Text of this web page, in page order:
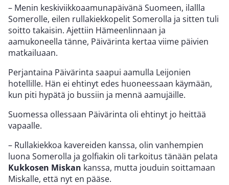
– Menin keskiviikkoaamunapäivänä Suomeen, ilallla
Somerolle, eilen rullakiekkopelit Somerolla ja sitten tuli
soitto takaisin. Ajettiin Hämeenlinnaan ja
aamukoneella tänne, Päivärinta kertaa viime päivien
matkailuaan.
Perjantaina Päivärinta saapui aamulla Leijonien
hotellille. Hän ei ehtinyt edes huoneessaan käymään,
kun piti hypätä jo bussiin ja mennä aamujäille.
Suomessa ollessaan Päivärinta oli ehtinyt jo heittää
vapaalle.
– Rullakiekkoa kavereiden kanssa, olin vanhempien
luona Somerolla ja golfiakin oli tarkoitus tänään pelata
Kukkosen Miskan kanssa, mutta jouduin soittamaan
Miskalle, että nyt en pääse.